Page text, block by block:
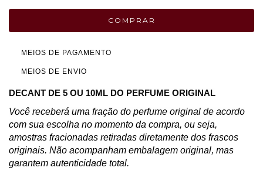
MEIOS DE PAGAMENTO
MEIOS DE ENVIO
DECANT DE 5 OU 10ML DO PERFUME ORIGINAL
Você receberá uma fração do perfume original de acordo
com sua escolha no momento da compra, ou seja,
amostras fracionadas retiradas diretamente dos frascos
originais. Não acompanham embalagem original, mas
garantem autenticidade total.